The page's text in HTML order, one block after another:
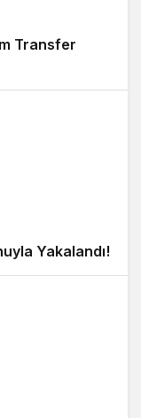
Transfer
Yakalandı!